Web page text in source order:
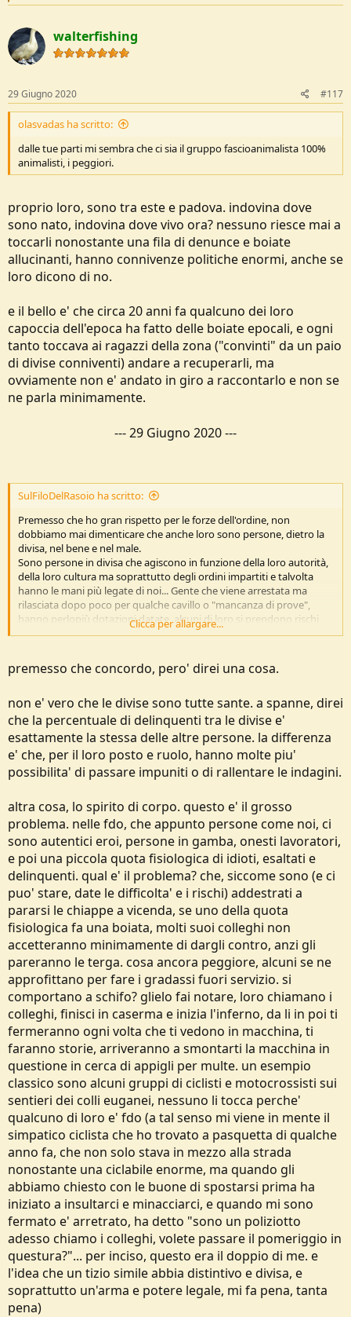
c
t
i
o
s
:
walterfishing
29 Giugno 2020 #117
olasvadas ha scritto:
dalle tue parti mi sembra che ci sia il gruppo fascioanimalista 100%
animalisti, i peggiori.
proprio loro, sono tra este e padova. indovina dove
sono nato, indovina dove vivo ora? nessuno riesce mai a
toccarli nonostante una fila di denunce e boiate
allucinanti, hanno connivenze politiche enormi, anche se
loro dicono di no.
e il bello e' che circa 20 anni fa qualcuno dei loro
capoccia dell'epoca ha fatto delle boiate epocali, e ogni
tanto toccava ai ragazzi della zona ("convinti" da un paio
di divise conniventi) andare a recuperarli, ma
ovviamente non e' andato in giro a raccontarlo e non se
ne parla minimamente.
---29 Giugno 2020---
SulFiloDelRasoio ha scritto:
Premesso che ho gran rispetto per le forze dell'ordine, non
dobbiamo mai dimenticare che anche loro sono persone, dietro la
divisa, nel bene e nel male.
Sono persone in divisa che agiscono in funzione della loro autorità,
della loro cultura ma soprattutto degli ordini impartiti e talvolta
hanno le mani più legate di noi... Gente che viene arrestata ma
rilasciata dopo poco per qualche cavillo o "mancanza di prove",
hanno perlopiù dotazioni datate, alcuni di loro si prendono rischi
concreti ogni giorno per un misero stipendio e per una divisa
giustifica certe persone ad additarli e a contrastarli ad ogni costo al
grido di ACAB, dimenticando che dietro quelle divise c'è sempre una
casa la pagnotta.
Quello che critico aspramente è la possibilità di Interpretazione delle
nostre leggi
Detto questo, gli agenti sono persone e possono sbagliare anche
loro, ma per ovvi motivi di sicurezza e ruolo portano l'arma in
fondina. Non vedo il motivo per cui un onesto cittadino incensurato
meno lungo in bella vista alla cintura senza dover temere
l'interpretazione più o meno corretta di una persona che cerca di
svolgere il suo lavoro anch'egli vittima della selva burocratica che
vige in Italia (che per quanto possa criticare, scriverò sempre con la
maiuscola).
Clicca per allargare...
premesso che concordo, pero' direi una cosa.
non e' vero che le divise sono tutte sante. a spanne, direi
che la percentuale di delinquenti tra le divise e'
esattamente la stessa delle altre persone. la differenza
e' che, per il loro posto e ruolo, hanno molte piu'
possibilita' di passare impuniti o di rallentare le indagini.
altra cosa, lo spirito di corpo. questo e' il grosso
problema. nelle fdo, che appunto persone come noi, ci
sono autentici eroi, persone in gamba, onesti lavoratori,
e poi una piccola quota fisiologica di idioti, esaltati e
delinquenti. qual e' il problema? che, siccome sono (e ci
puo' stare, date le difficolta' e i rischi) addestrati a
pararsi le chiappe a vicenda, se uno della quota
fisiologica fa una boiata, molti suoi colleghi non
accetteranno minimamente di dargli contro, anzi gli
pareranno le terga. cosa ancora peggiore, alcuni se ne
approfittano per fare i gradassi fuori servizio. si
comportano a schifo? glielo fai notare, loro chiamano i
colleghi, finisci in caserma e inizia l'inferno, da li in poi ti
fermeranno ogni volta che ti vedono in macchina, ti
faranno storie, arriveranno a smontarti la macchina in
questione in cerca di appigli per multe. un esempio
classico sono alcuni gruppi di ciclisti e motocrossisti sui
sentieri dei colli euganei, nessuno li tocca perche'
qualcuno di loro e' fdo (a tal senso mi viene in mente il
simpatico ciclista che ho trovato a pasquetta di qualche
anno fa, che non solo stava in mezzo alla strada
nonostante una ciclabile enorme, ma quando gli
abbiamo chiesto con le buone di spostarsi prima ha
iniziato a insultarci e minacciarci, e quando mi sono
fermato e' arretrato, ha detto "sono un poliziotto
adesso chiamo i colleghi, volete passare il pomeriggio in
questura?"... per inciso, questo era il doppio di me. e
l'idea che un tizio simile abbia distintivo e divisa, e
soprattutto un'arma e potere legale, mi fa pena, tanta
pena)